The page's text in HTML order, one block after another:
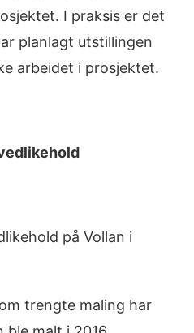
I praksis er det
planlagt utstillingen
arbeidet i prosjektet.
på Vollan i
trengte maling har